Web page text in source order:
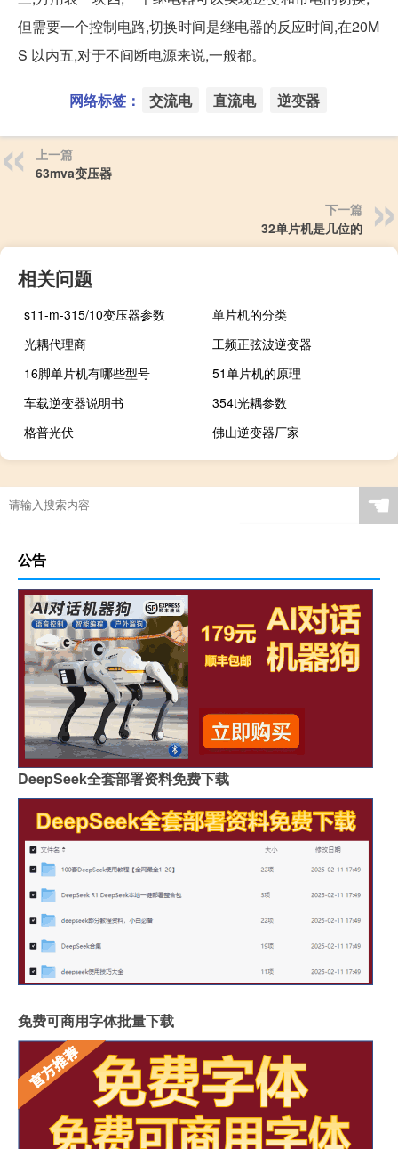
但需要一个控制电路,切换时间是继电器的反应时间,在20M
S 以内五,对于不间断电源来说,一般都。
网络标签： 交流电 直流电 逆变器
上一篇
63mva变压器
下一篇
32单片机是几位的
相关问题
s11-m-315/10变压器参数
单片机的分类
光耦代理商
工频正弦波逆变器
16脚单片机有哪些型号
51单片机的原理
车载逆变器说明书
354t光耦参数
格普光伏
佛山逆变器厂家
☚
公告
DeepSeek全套部署资料免费下载
免费可商用字体批量下载